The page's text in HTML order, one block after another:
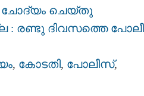
ചോദ്യം ചെയ്തു
: രണ്ടു ദിവസത്തെ
, കോടതി, പോലീസ്‌,